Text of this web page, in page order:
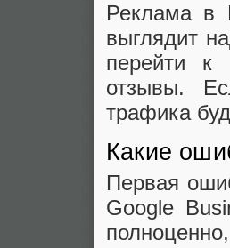
Реклама в
выглядит
перейти к
отзывы.
трафика
Какие
Первая
Google